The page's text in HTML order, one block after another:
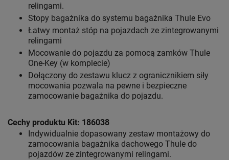
relingami.
Stopy bagażnika do systemu bagażnika Thule Evo
Łatwy montaż stóp na pojazdach ze zintegrowanymi
relingami
Mocowanie do pojazdu za pomocą zamków Thule
One-Key (w komplecie)
Dołączony do zestawu klucz z ogranicznikiem siły
mocowania pozwala na pewne i bezpieczne
zamocowanie bagażnika do pojazdu.
Cechy produktu Kit: 186038
Indywidualnie dopasowany zestaw montażowy do
zamocowania bagażnika dachowego Thule do
pojazdów ze zintegrowanymi relingami.